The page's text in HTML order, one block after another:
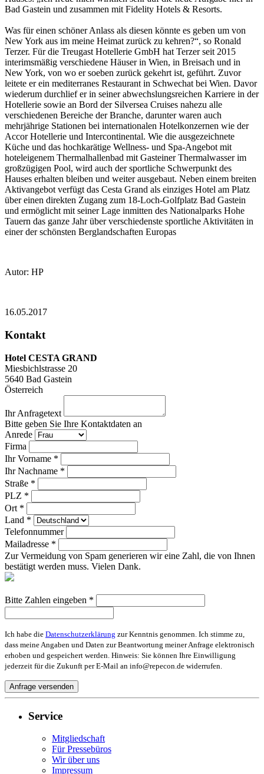
Bad Gastein und zusammen mit Fidelity Hotels & Resorts.
Was für einen schöner Anlass als diesen könnte es geben um von
New York aus im meine Heimat zurück zu kehren?“, so Ronald
Terzer. Für die Treugast Hotellerie GmbH hat Terzer seit 2015
interimsmäßig verschiedene Häuser in Wien, in Breisach und in
New York, von wo er soeben zurück gekehrt ist, geführt. Zuvor
leitete er ein mediterranes Restaurant in Schwechat bei Wien. Davor
wiederum durchlief er in seiner abwechslungsreichen Karriere in der
Hotellerie sowie an Bord der Silversea Cruises nahezu alle
verschiedenen Bereiche der Branche, darunter waren auch
mehrjährige Stationen bei internationalen Hotelkonzernen wie der
Accor Hotellerie und Intercontinental. Wie die ausgezeichnete
Küche und das hochkarätige Wellness- und Spa-Angebot mit
hoteleigenem Thermalhallenbad mit Gasteiner Thermalwasser im
großzügigen Pool, wird auch der sportliche Schwerpunkt des
Hauses erhalten bleiben und weiter ausgebaut. Neben einem breiten
Aktivangebot verfügt das Cesta Grand als einziges Hotel am Platz
über einen direkten Zugang zum 18-Loch-Golfplatz Bad Gastein
und ermöglicht mit seiner Lage inmitten des Nationalparks Hohe
Tauern das ganze Jahr über verschiedenste sportliche Aktivitäten in
einer der schönsten Berglandschaften Europas
Autor: HP
16.05.2017
Kontakt
Hotel CESTA GRAND
Miesbichlstrasse 20
5640 Bad Gastein
Österreich
Ihr Anfragetext
Bitte geben Sie Ihre Kontaktdaten an
Anrede
Firma
Ihr Vorname *
Ihr Nachname *
Straße *
PLZ *
Ort *
Land *
Telefonnummer
Mailadresse *
Zur Vermeidung von Spam generieren wir eine Zahl, die von Ihnen
bestätigt werden muss. Vielen Dank.
Bitte Zahlen eingeben *
Ich habe die Datenschutzerklärung zur Kenntnis genommen. Ich stimme zu,
dass meine Angaben und Daten zur Beantwortung meiner Anfrage elektronisch
erhoben und gespeichert werden. Hinweis: Sie können Ihre Einwilligung
jederzeit für die Zukunft per E-Mail an info@repecon.de widerrufen.
Service
Mitgliedschaft
Für Pressebüros
Wir über uns
Impressum